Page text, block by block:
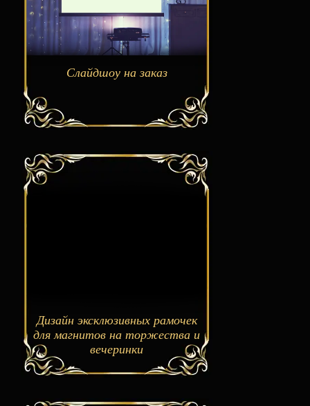
Слайдшоу на заказ
Дизайн эксклюзивных рамочек
для магнитов на торжества и
вечеринки